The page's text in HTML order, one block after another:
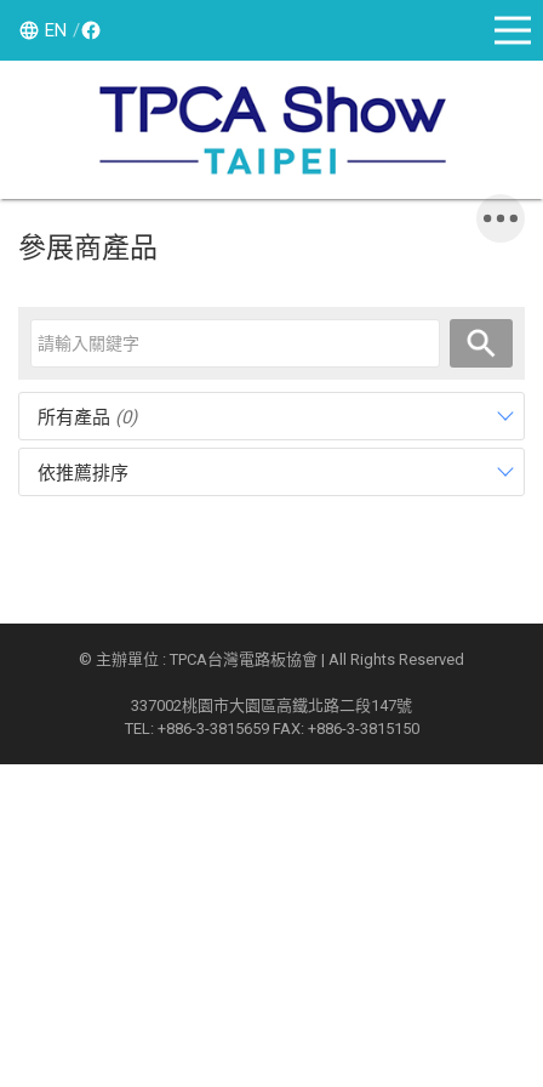
EN
參展商產品
所有產品 (0)
依推薦排序
© 主辦單位 : TPCA台灣電路板協會 | All Rights Reserved
337002桃園市大園區高鐵北路二段147號
TEL: +886-3-3815659 FAX: +886-3-3815150